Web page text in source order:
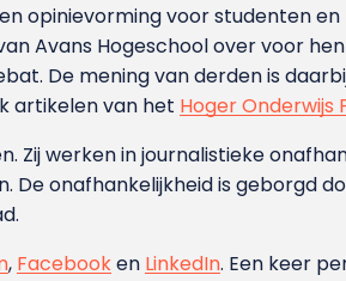
opinievorming voor studenten
Avans Hogeschool over voor
De mening van derden is
artikelen van het Hoger Onderwijs
werken in journalistieke
De onafhankelijkheid is geborgd
, Facebooken LinkedIn. Een keer